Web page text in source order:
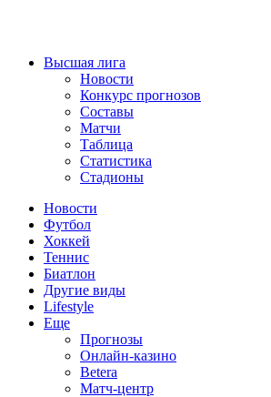
Высшая лига
Новости
Конкурс прогнозов
Составы
Матчи
Таблица
Статистика
Стадионы
Новости
Футбол
Хоккей
Теннис
Биатлон
Другие виды
Lifestyle
Еще
Прогнозы
Онлайн-казино
Betera
Матч-центр